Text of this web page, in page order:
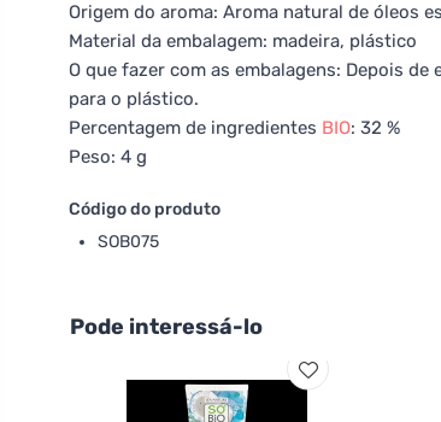
Origem do aroma: Aroma natural de óleos
Material da embalagem: madeira, plástico
O que fazer com as embalagens: Depois
para o plástico.
Percentagem de ingredientes BIO: 32 %
Peso: 4 g
Código do produto
SOB075
Pode interessá-lo